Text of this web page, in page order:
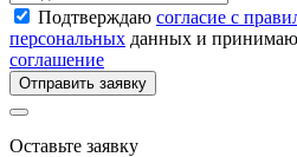
Подтверждаю согласие с
персональных данных и принимаю
соглашение
Отправить заявку
Оставьте заявку